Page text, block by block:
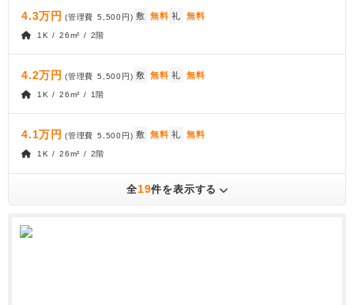
4.3万円 (管理費 5,500円) 敷 無料 礼 無料
1K / 26m² / 2階
4.2万円 (管理費 5,500円) 敷 無料 礼 無料
1K / 26m² / 1階
4.1万円 (管理費 5,500円) 敷 無料 礼 無料
1K / 26m² / 2階
全19件を表示する